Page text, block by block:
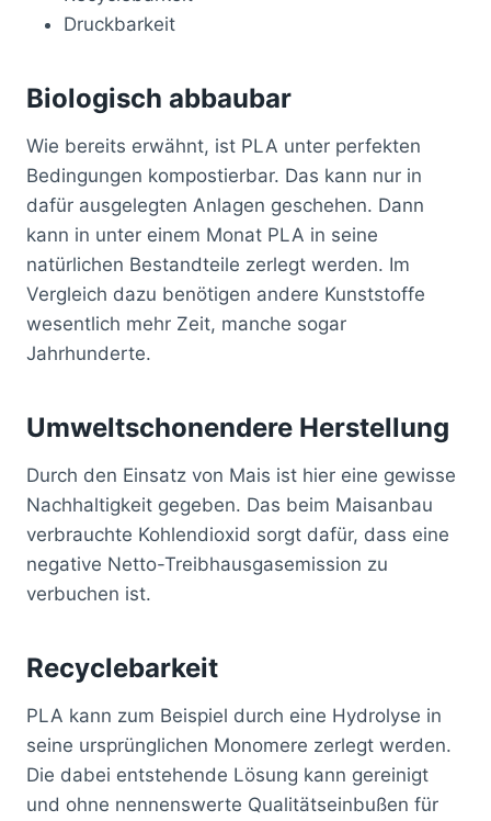
Druckbarkeit
Biologisch abbaubar
Wie bereits erwähnt, ist PLA unter perfekten
Bedingungen kompostierbar. Das kann nur in
dafür ausgelegten Anlagen geschehen. Dann
kann in unter einem Monat PLA in seine
natürlichen Bestandteile zerlegt werden. Im
Vergleich dazu benötigen andere Kunststoffe
wesentlich mehr Zeit, manche sogar
Jahrhunderte.
Umweltschonendere Herstellung
Durch den Einsatz von Mais ist hier eine gewisse
Nachhaltigkeit gegeben. Das beim Maisanbau
verbrauchte Kohlendioxid sorgt dafür, dass eine
negative Netto-Treibhausgasemission zu
verbuchen ist.
Recyclebarkeit
PLA kann zum Beispiel durch eine Hydrolyse in
seine ursprünglichen Monomere zerlegt werden.
Die dabei entstehende Lösung kann gereinigt
und ohne nennenswerte Qualitätseinbußen für